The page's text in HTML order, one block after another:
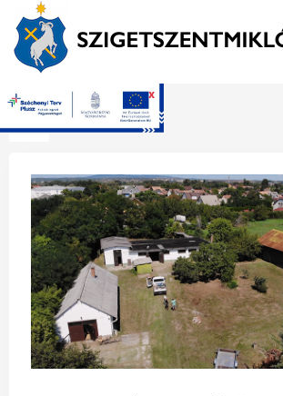
x
Főoldal